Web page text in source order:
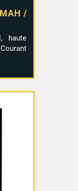
/
haute